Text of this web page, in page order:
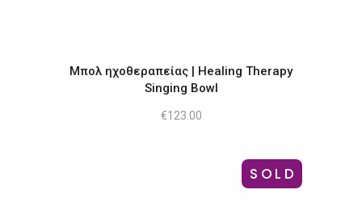
Μπολ ηχοθεραπείας | Healing Therapy
Singing Bowl
€123.00
SOLD